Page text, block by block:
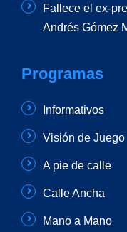
Fallece el ex-
Andrés Gómez
Programas
Informativos
Visión de Juego
A pie de calle
Calle Ancha
Mano a Mano